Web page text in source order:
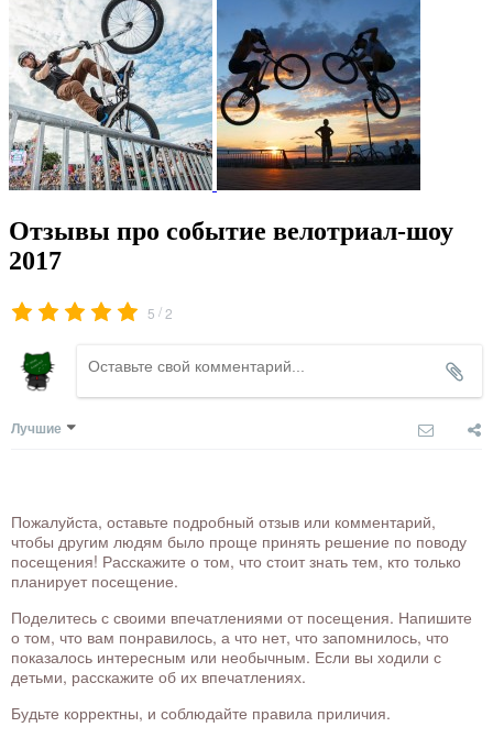
Отзывы про событие велотриал-шоу
2017
5 /2
Лучшие
Пожалуйста, оставьте подробный отзыв или комментарий,
чтобы другим людям было проще принять решение по поводу
посещения! Расскажите о том, что стоит знать тем, кто только
планирует посещение.
Поделитесь с своими впечатлениями от посещения. Напишите
о том, что вам понравилось, а что нет, что запомнилось, что
показалось интересным или необычным. Если вы ходили с
детьми, расскажите об их впечатлениях.
Будьте корректны, и соблюдайте правила приличия.